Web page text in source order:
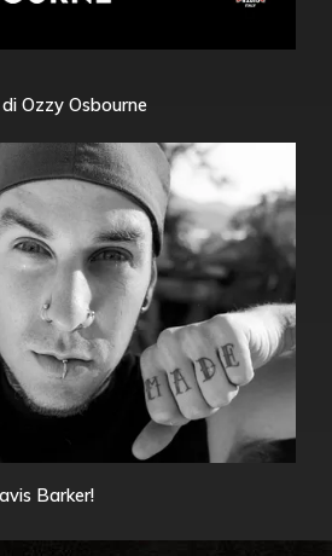
Ozzy Osbourne
Barker!